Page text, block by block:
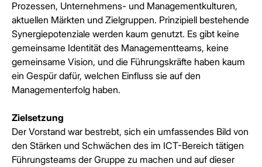
Prozessen, Unternehmens- und Managementkulturen,
aktuellen Märkten und Zielgruppen. Prinzipiell bestehende
Synergiepotenziale werden kaum genutzt. Es gibt keine
gemeinsame Identität des Managementteams, keine
gemeinsame Vision, und die Führungskräfte haben kaum
ein Gespür dafür, welchen Einfluss sie auf den
Managementerfolg haben.
Zielsetzung
Der Vorstand war bestrebt, sich ein umfassendes Bild von
den Stärken und Schwächen des im ICT-Bereich tätigen
Führungsteams der Gruppe zu machen und auf dieser